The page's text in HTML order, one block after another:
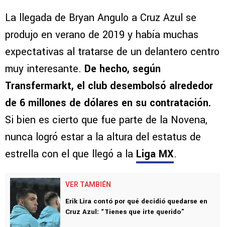
La llegada de Bryan Angulo a Cruz Azul se
produjo en verano de 2019 y había muchas
expectativas al tratarse de un delantero centro
muy interesante. De hecho, según
Transfermarkt, el club desembolsó alrededor
de 6 millones de dólares en su contratación.
Si bien es cierto que fue parte de la Novena,
nunca logró estar a la altura del estatus de
estrella con el que llegó a la Liga MX.
VER TAMBIÉN
Erik Lira contó por qué decidió quedarse en
Cruz Azul: “Tienes que irte querido”